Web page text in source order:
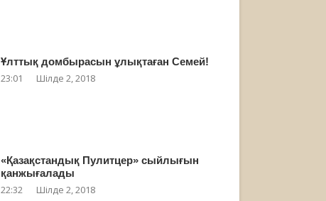
Ұлттық домбырасын ұлықтаған Семей!
23:01 Шілде 2, 2018
«Қазақстандық Пулитцер» сыйлығын
қанжығалады
22:32 Шілде 2, 2018